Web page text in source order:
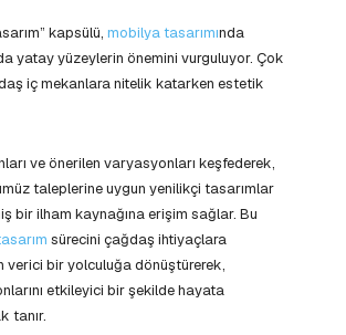
kapsülü, mobilya tasarımında
yatay yüzeylerin önemini vurguluyor. Çok
iç mekanlara nitelik katarken estetik
ve önerilen varyasyonları keşfederek,
taleplerine uygun yenilikçi tasarımlar
bir ilham kaynağına erişim sağlar. Bu
sürecini çağdaş ihtiyaçlara
verici bir yolculuğa dönüştürerek,
etkileyici bir şekilde hayata
tanır.